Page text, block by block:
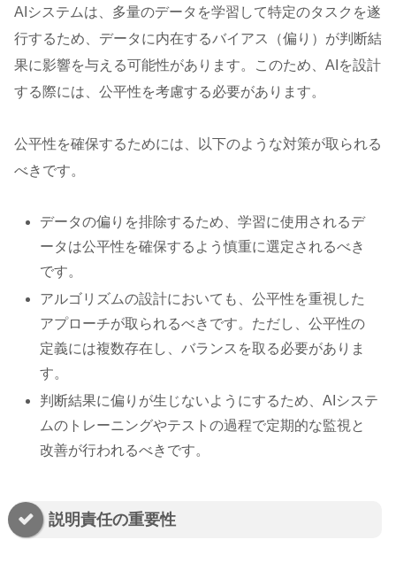
AIシステムは、多量のデータを学習して特定のタスクを遂
行するため、データに内在するバイアス（偏り）が判断結
果に影響を与える可能性があります。このため、AIを設計
する際には、公平性を考慮する必要があります。
公平性を確保するためには、以下のような対策が取られる
べきです。
データの偏りを排除するため、学習に使用されるデ
ータは公平性を確保するよう慎重に選定されるべき
です。
アルゴリズムの設計においても、公平性を重視した
アプローチが取られるべきです。ただし、公平性の
定義には複数存在し、バランスを取る必要がありま
す。
判断結果に偏りが生じないようにするため、AIシステ
ムのトレーニングやテストの過程で定期的な監視と
改善が行われるべきです。
説明責任の重要性